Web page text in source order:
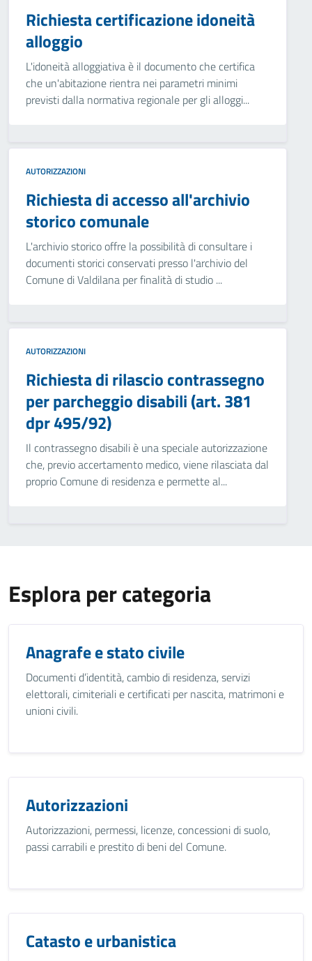
Richiesta certificazione idoneità
alloggio
L'idoneità alloggiativa è il documento che certifica
che un'abitazione rientra nei parametri minimi
previsti dalla normativa regionale per gli alloggi...
AUTORIZZAZIONI
Richiesta di accesso all'archivio
storico comunale
L'archivio storico offre la possibilità di consultare i
documenti storici conservati presso l'archivio del
Comune di Valdilana per finalità di studio ...
AUTORIZZAZIONI
Richiesta di rilascio contrassegno
per parcheggio disabili (art. 381
dpr 495/92)
Il contrassegno disabili è una speciale autorizzazione
che, previo accertamento medico, viene rilasciata dal
proprio Comune di residenza e permette al...
Esplora per categoria
Anagrafe e stato civile
Documenti d’identità, cambio di residenza, servizi
elettorali, cimiteriali e certificati per nascita, matrimoni e
unioni civili.
Autorizzazioni
Autorizzazioni, permessi, licenze, concessioni di suolo,
passi carrabili e prestito di beni del Comune.
Catasto e urbanistica